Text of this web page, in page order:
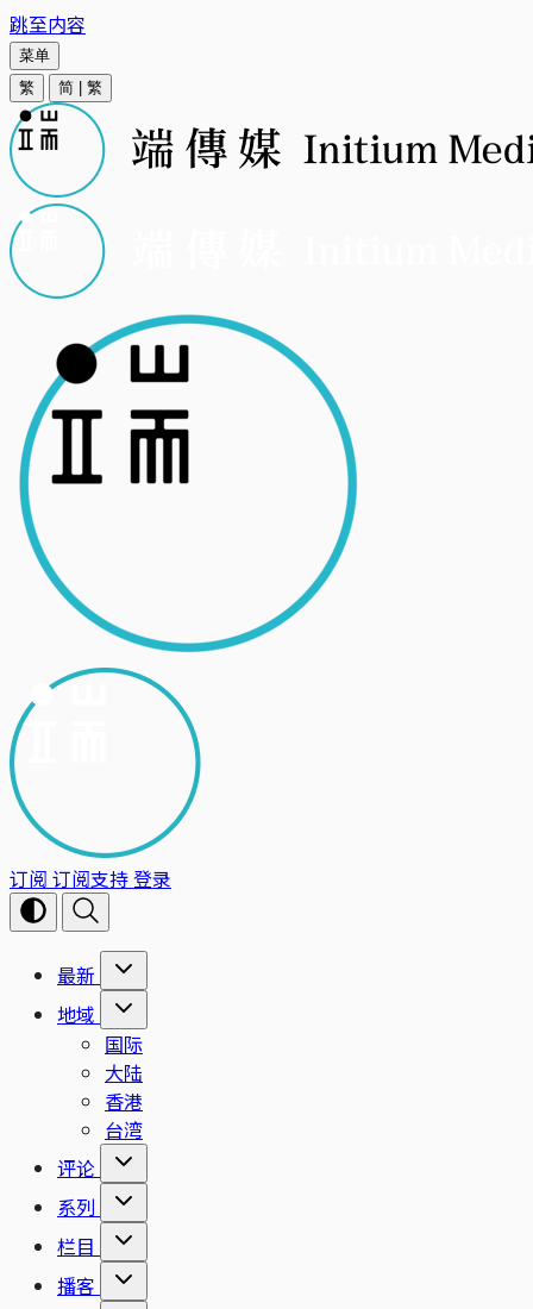
跳至内容
菜单
繁
简 繁
订阅 订阅支持登录
最新
地域
国际
大陆
香港
台湾
评论
系列
栏目
播客